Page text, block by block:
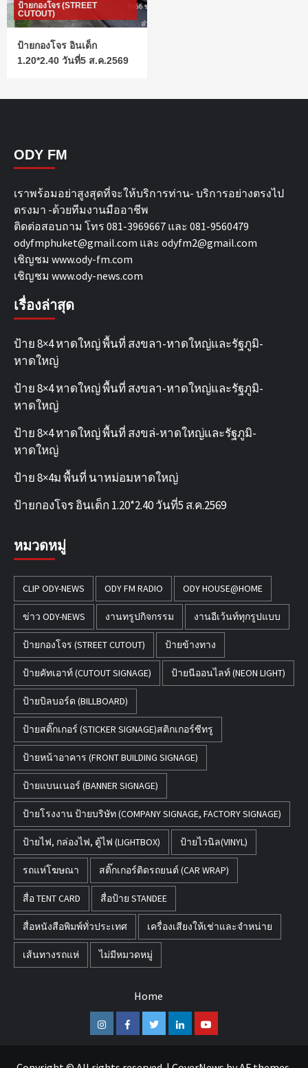
ป้ายกองโจร (STREET
CUTOUT)
ป้ายกองโจร อินเด็ก
1.20*2.40 วันที่5 ส.ค.2569
ODY FM
เราพร้อมอย่าสูงสุดที่จะให้บริการท่าน- บริการอย่างตรงไป
ตรงมา -ด้วยทีมงานมืออาชีพ
ติดต่อสอบถาม โทร 081-3969667 และ 081-9560479
odyfmphuket@gmail.com และ odyfm2@gmail.com
เชิญชม www.ody-fm.com
เชิญชม www.ody-news.com
เรื่องล่าสุด
ป้าย 8×4 หาดใหญ่ พื้นที่ สงขลา-หาดใหญ่และรัฐภูมิ-
หาดใหญ่
ป้าย 8×4 หาดใหญ่ พื้นที่ สงขลา-หาดใหญ่และรัฐภูมิ-
หาดใหญ่
ป้าย 8×4 หาดใหญ่ พื้นที่ สงขล่-หาดใหญ่และรัฐภูมิ-
หาดใหญ่
ป้าย 8×4ม พื้นที่ นาหม่อมหาดใหญ่
ป้ายกองโจร อินเด็ก 1.20*2.40 วันที่5 ส.ค.2569
หมวดหมู่
CLIP ODY-NEWS ODY FM RADIO ODY HOUSE@HOME
ข่าว ODY-NEWS งานทรูปกิจกรรม งานอีเว้นท์ทุกรูปแบบ
ป้ายกองโจร (STREET CUTOUT) ป้ายข้างทาง
ป้ายคัทเอาท์ (CUTOUT SIGNAGE) ป้ายนีออนไลท์ (NEON LIGHT)
ป้ายบิลบอร์ด (BILLBOARD)
ป้ายสติ๊กเกอร์ (STICKER SIGNAGE)สติกเกอร์ซีทรู
ป้ายหน้าอาคาร (FRONT BUILDING SIGNAGE)
ป้ายแบนเนอร์ (BANNER SIGNAGE)
ป้ายโรงงาน ป้ายบริษัท (COMPANY SIGNAGE, FACTORY SIGNAGE)
ป้ายไฟ, กล่องไฟ, ตู้ไฟ (LIGHTBOX) ป้ายไวนิล(VINYL)
รถแห่โฆษณา สติ๊กเกอร์ติดรถยนต์ (CAR WRAP)
สื่อ TENT CARD สื่อป้าย STANDEE
สื่อหนังสือพิมพ์ทั่วประเทศ เครื่องเสียงให้เช่าและจำหน่าย
เส้นทางรถแห่ ไม่มีหมวดหมู่
Home
InstagramFacebookTwitterLinkedinYoutube